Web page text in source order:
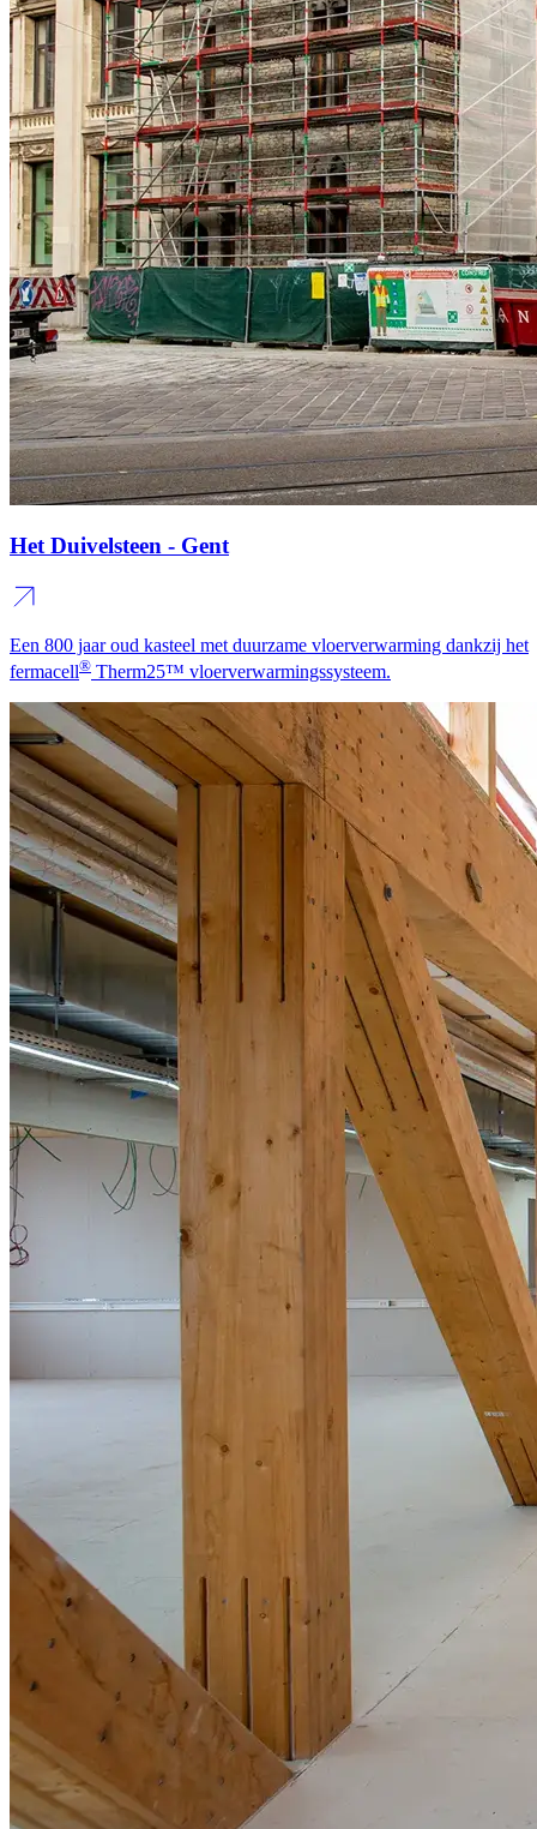
Het Duivelsteen - Gent
Een 800 jaar oud kasteel met duurzame vloerverwarming dankzij het
fermacell® Therm25™ vloerverwarmingssysteem.